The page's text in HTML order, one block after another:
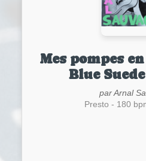
Mes pompes
Blue
par Arnal
Presto - 180